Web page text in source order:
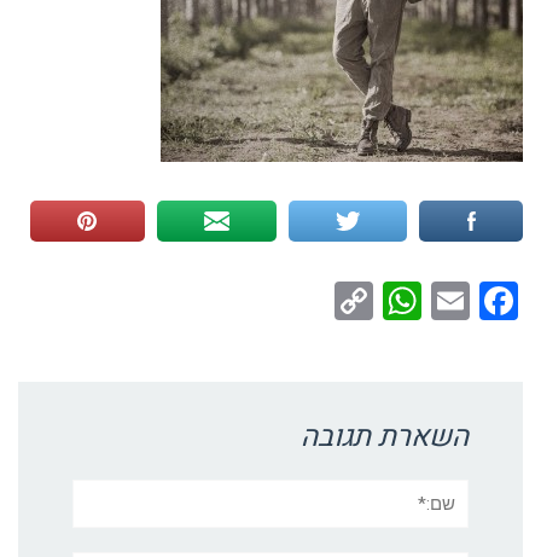
Facebook
Email
WhatsApp
השארת תגובה